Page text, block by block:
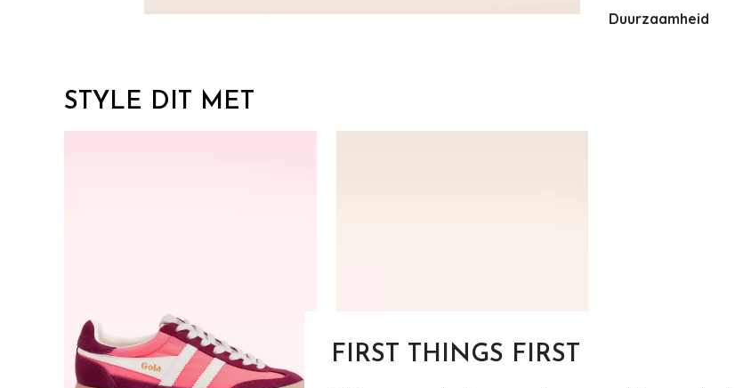
FIRST THINGS FIRST
Duurzaamheid
STYLE DIT MET